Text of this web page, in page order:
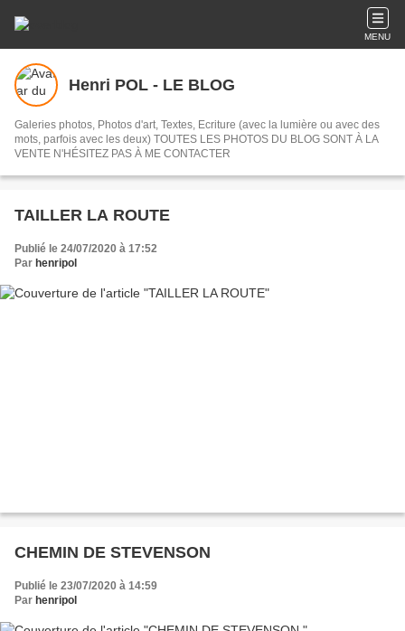
MENU
Henri POL - LE BLOG
Galeries photos, Photos d'art, Textes, Ecriture (avec la lumière ou avec des
mots, parfois avec les deux) TOUTES LES PHOTOS DU BLOG SONT À LA
VENTE N'HÉSITEZ PAS À ME CONTACTER
TAILLER LA ROUTE
Publié le 24/07/2020 à 17:52
Par henripol
CHEMIN DE STEVENSON
Publié le 23/07/2020 à 14:59
Par henripol